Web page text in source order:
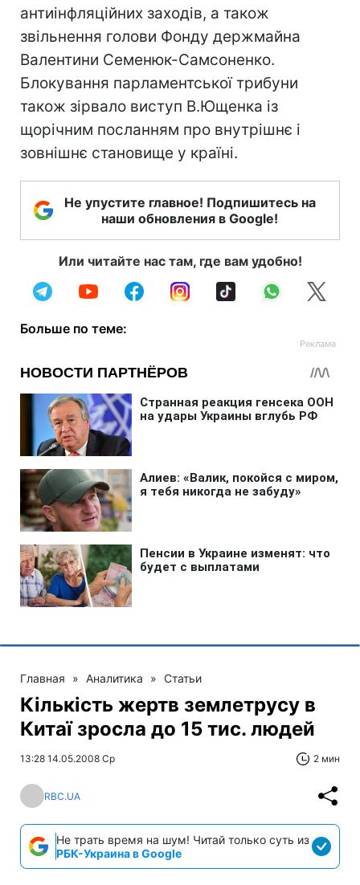
антиінфляційних заходів, а також
звільнення голови Фонду держмайна
Валентини Семенюк-Самсоненко.
Блокування парламентської трибуни
також зірвало виступ В.Ющенка із
щорічним посланням про внутрішнє і
зовнішнє становище у країні.
Не упустите главное! Подпишитесь на
наши обновления в Google!
Или читайте нас там, где вам удобно!
Больше по теме:
Главная » Аналитика » Статьи
Кількість жертв землетрусу в
Китаї зросла до 15 тис. людей
13:28 14.05.2008 Ср 2 мин
RBC.UA
Не трать время на шум! Читай только суть из
РБК-Украина в Google